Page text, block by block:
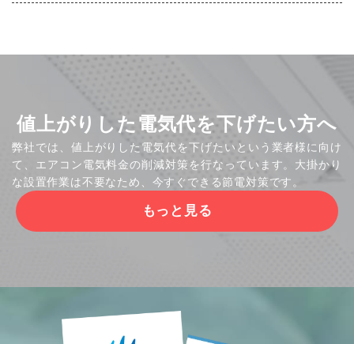
値上がりした電気代を下げたい方へ
弊社では、値上がりした電気代を下げたいという業者様に向け
て、エアコン電気料金の削減対策を行なっています。大掛かり
な設置作業は不要なため、今すぐできる節電対策です。
もっと見る